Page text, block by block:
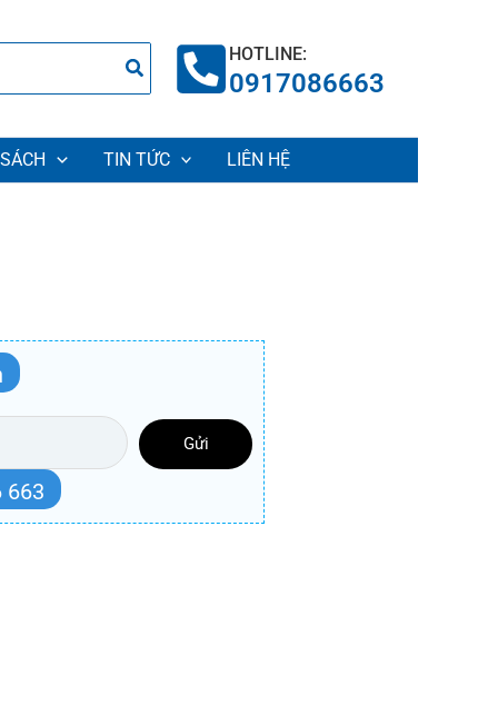
HOTLINE:
0917086663
TIN TỨC LIÊN HỆ
Gửi
663